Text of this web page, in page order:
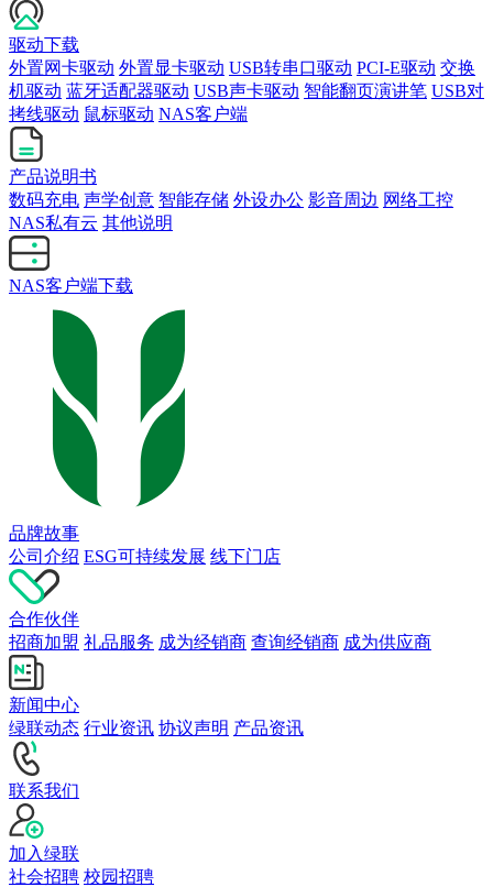
驱动下载
外置网卡驱动 外置显卡驱动 USB转串口驱动 PCI-E驱动 交换
机驱动 蓝牙适配器驱动 USB声卡驱动 智能翻页演讲笔 USB对
拷线驱动 鼠标驱动 NAS客户端
产品说明书
数码充电 声学创意 智能存储 外设办公 影音周边 网络工控
NAS私有云 其他说明
NAS客户端下载
品牌故事
公司介绍 ESG可持续发展 线下门店
合作伙伴
招商加盟 礼品服务 成为经销商 查询经销商 成为供应商
新闻中心
绿联动态 行业资讯 协议声明 产品资讯
联系我们
加入绿联
社会招聘 校园招聘